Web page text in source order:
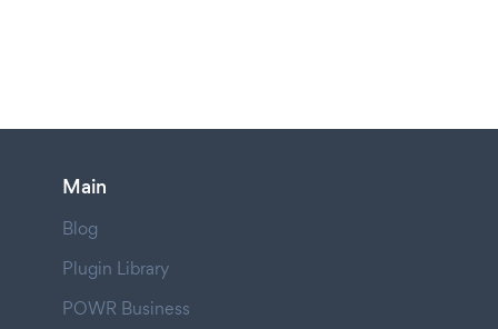
Main
Blog
Plugin Library
POWR Business